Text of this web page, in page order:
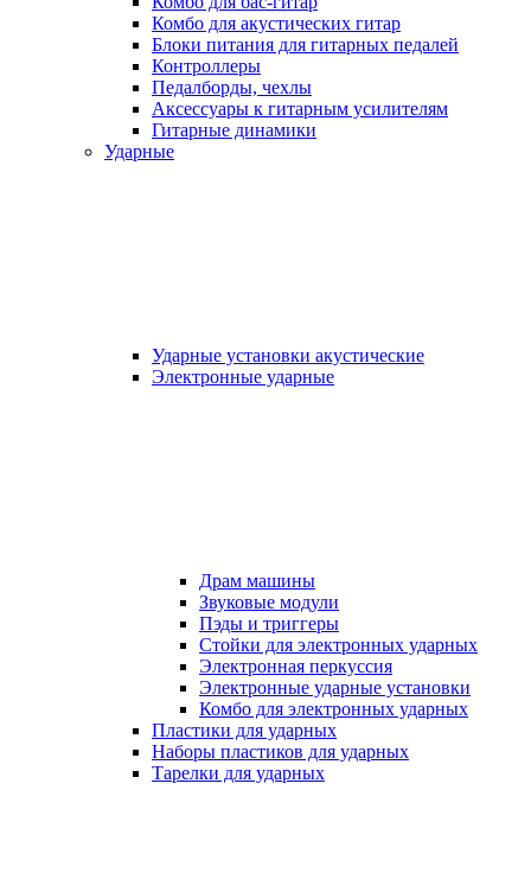
Комбо для акустических гитар
Блоки питания для гитарных педалей
Контроллеры
Педалборды, чехлы
Аксеcсуары к гитарным усилителям
Гитарные динамики
Ударные
Ударные установки акустические
Электронные ударные
Драм машины
Звуковые модули
Пэды и триггеры
Стойки для электронных ударных
Электронная перкуссия
Электронные ударные установки
Комбо для электронных ударных
Пластики для ударных
Наборы пластиков для ударных
Тарелки для ударных